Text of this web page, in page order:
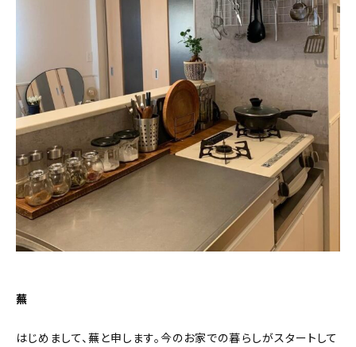
About
会社概要
プライバシーポリシー
お問い合わせ
蕪
はじめまして、蕪と申します。今のお家での暮らしがスタートして